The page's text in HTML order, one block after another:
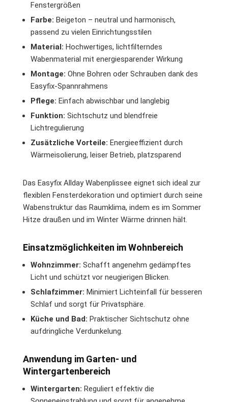
Fenstergrößen
Farbe: Beigeton – neutral und harmonisch,
passend zu vielen Einrichtungsstilen
Material: Hochwertiges, lichtfilterndes
Wabenmaterial mit energiesparender Wirkung
Montage: Ohne Bohren oder Schrauben dank des
Easyfix-Spannrahmens
Pflege: Einfach abwischbar und langlebig
Funktion: Sichtschutz und blendfreie
Lichtregulierung
Zusätzliche Vorteile: Energieeffizient durch
Wärmeisolierung, leiser Betrieb, platzsparend
Das Easyfix Allday Wabenplissee eignet sich ideal zur
flexiblen Fensterdekoration und optimiert durch seine
Wabenstruktur das Raumklima, indem es im Sommer
Hitze draußen und im Winter Wärme drinnen hält.
Einsatzmöglichkeiten im Wohnbereich
Wohnzimmer: Schafft angenehm gedämpftes
Licht und schützt vor neugierigen Blicken.
Schlafzimmer: Minimiert Lichteinfall für besseren
Schlaf und sorgt für Privatsphäre.
Küche und Bad: Praktischer Sichtschutz ohne
aufdringliche Verdunkelung.
Anwendung im Garten- und
Wintergartenbereich
Wintergarten: Reguliert effektiv die